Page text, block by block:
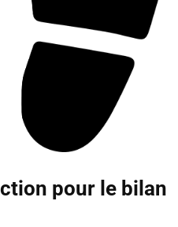
pour le bilan